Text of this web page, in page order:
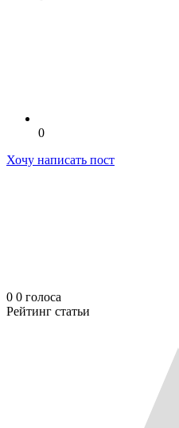
0
Хочу написать пост
0 0 голоса
Рейтинг статьи